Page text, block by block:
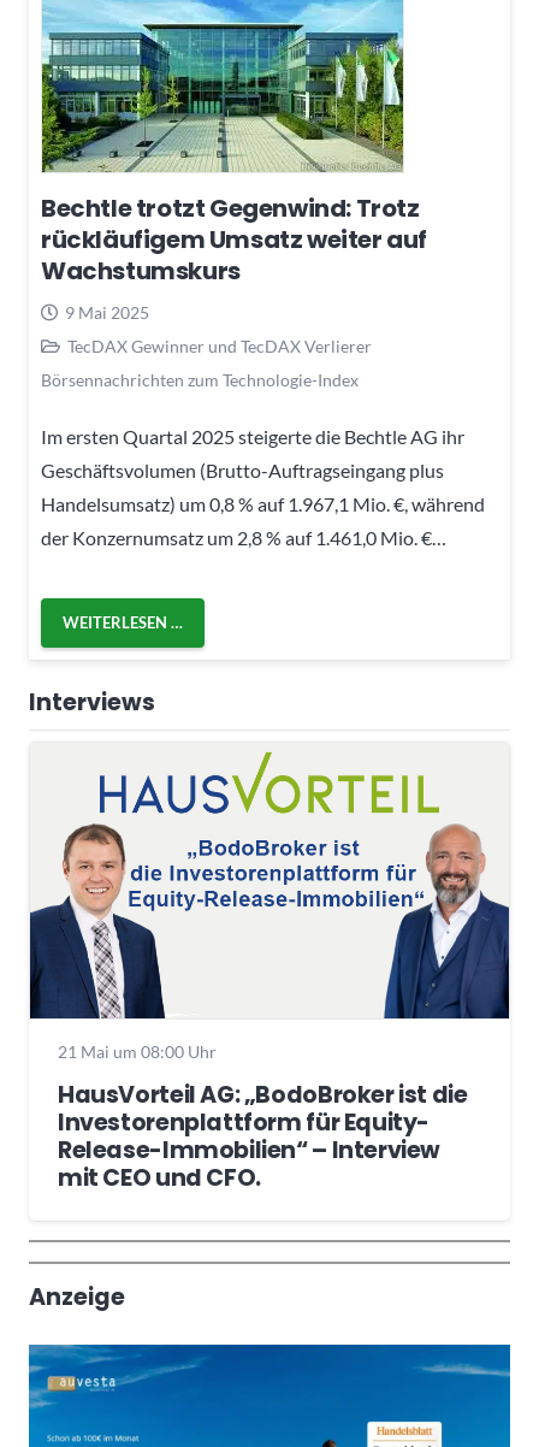
Bechtle trotzt Gegenwind: Trotz
rückläufigem Umsatz weiter auf
Wachstumskurs
9 Mai 2025
TecDAX Gewinner und TecDAX Verlierer
Börsennachrichten zum Technologie-Index
Im ersten Quartal 2025 steigerte die Bechtle AG ihr
Geschäftsvolumen (Brutto-Auftragseingang plus
Handelsumsatz) um 0,8 % auf 1.967,1 Mio. €, während
der Konzernumsatz um 2,8 % auf 1.461,0 Mio. €…
WEITERLESEN …
Interviews
21 Mai um 08:00 Uhr
HausVorteil AG: „BodoBroker ist die
Investorenplattform für Equity-
Release-Immobilien“ – Interview
mit CEO und CFO.
Wochenrückblick
Trendthemen
Anzeige